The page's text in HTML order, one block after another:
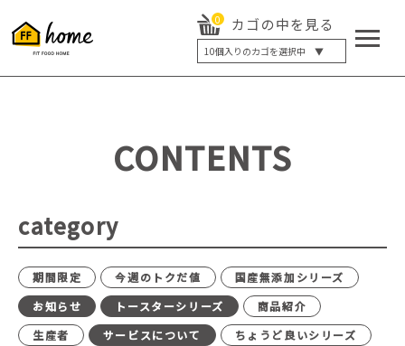
0 カゴの中を見る
10個入りのカゴを選択中 ▼
5個入り
20個入り
最大12%OFF
CONTENTS
category
期間限定 今週のトクだ値
国産無添加シリーズ
お知らせ
トースターシリーズ
商品紹介
生産者
サービスについて
ちょうど良いシリーズ